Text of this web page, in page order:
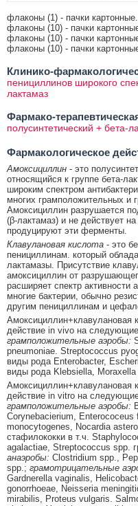
флаконы (1) - пачки картонные.
флаконы (10) - пачки
флаконы (10) - пачки
флаконы (10) - пачки
Клинико-
пенициллинов широкого
лактамаз
Фармако-
полусинтетический + бета-
Фармакологическое
Амоксициллин - это
относящийся к группе бета-
широким спектром
многих грамположительных и
Амоксициллин разрушается
(β-лактамаз) и не действует
продуцируют эти ферменты.
Клавулановая кислота - это
пенициллинам. который
лактамазы. Присутствие
амоксициллин от
расширяет спектр активности
многие бактерии, обычно
другим пенициллинам и
Амоксициллин+клавулановая
действие in vivo на
грамположительные аэробы:
pneumoniae. Streptococcus
виды рода Enterobacter,
виды рода Klebsiella, Moraxella
Амоксициллин+клавулановая
действие in vitro на
грамположительные аэробы:
Corynebacierium,
monocytogenes, Nocardia
стафилококки в т.ч.
agalactiae, Streptococcus spp.
анаэробы: Clostridium spp.,
spp.; грамотрицательные
Gardnerella vaginalis,
gonorrhoeae, Neisseria
mirabilis, Proteus vulgaris.